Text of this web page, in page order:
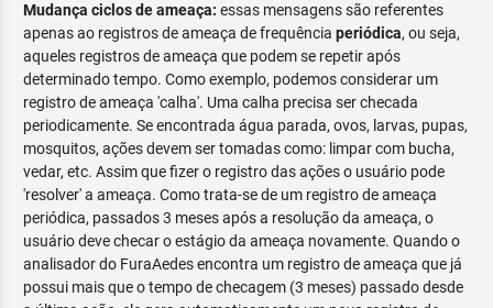
Mudança ciclos de ameaça: essas mensagens são referentes
apenas ao registros de ameaça de frequência periódica, ou seja,
aqueles registros de ameaça que podem se repetir após
determinado tempo. Como exemplo, podemos considerar um
registro de ameaça 'calha'. Uma calha precisa ser checada
periodicamente. Se encontrada água parada, ovos, larvas, pupas,
mosquitos, ações devem ser tomadas como: limpar com bucha,
vedar, etc. Assim que fizer o registro das ações o usuário pode
'resolver' a ameaça. Como trata-se de um registro de ameaça
periódica, passados 3 meses após a resolução da ameaça, o
usuário deve checar o estágio da ameaça novamente. Quando o
analisador do FuraAedes encontra um registro de ameaça que já
possui mais que o tempo de checagem (3 meses) passado desde